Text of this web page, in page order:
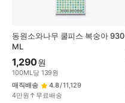
동원소와나무 쿨피스 복숭아 930
ML
1,290원
100ML당 139원
매직배송
4.8/11,129
4만원↑무료배송